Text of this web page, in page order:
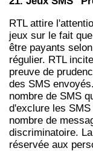
RTL attire
jeux sur le fait
être payants
régulier. RTL
preuve de
des SMS
nombre de SMS
d'exclure les
nombre de
discriminatoire.
réservée aux